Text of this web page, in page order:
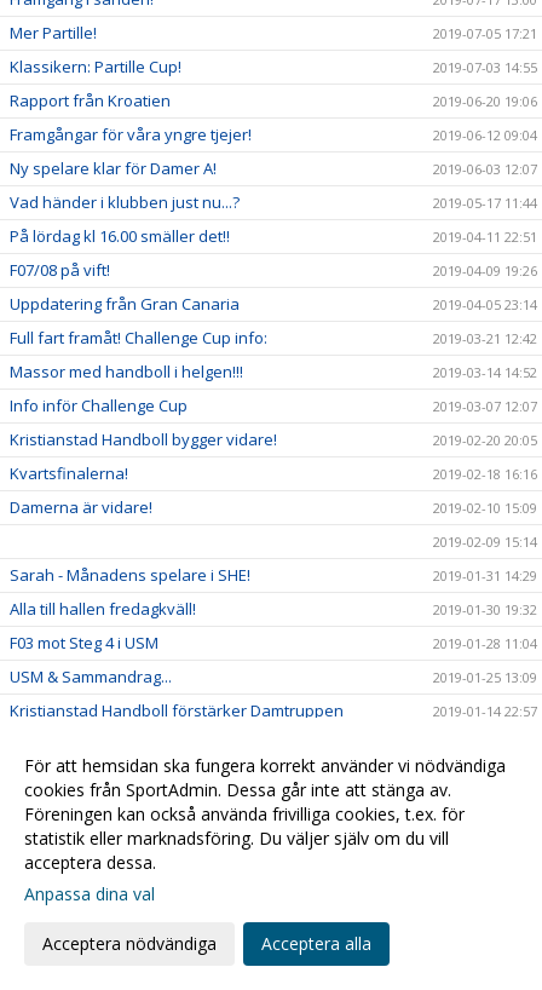
Mer Partille! 2019-07-05 17:21
Klassikern: Partille Cup! 2019-07-03 14:55
Rapport från Kroatien 2019-06-20 19:06
Framgångar för våra yngre tjejer! 2019-06-12 09:04
Ny spelare klar för Damer A! 2019-06-03 12:07
Vad händer i klubben just nu...? 2019-05-17 11:44
På lördag kl 16.00 smäller det!! 2019-04-11 22:51
F07/08 på vift! 2019-04-09 19:26
Uppdatering från Gran Canaria 2019-04-05 23:14
Full fart framåt! Challenge Cup info: 2019-03-21 12:42
Massor med handboll i helgen!!! 2019-03-14 14:52
Info inför Challenge Cup 2019-03-07 12:07
Kristianstad Handboll bygger vidare! 2019-02-20 20:05
Kvartsfinalerna! 2019-02-18 16:16
Damerna är vidare!
2019-02-10 15:09
2019-02-09 15:14
Sarah - Månadens spelare i SHE! 2019-01-31 14:29
Alla till hallen fredagkväll! 2019-01-30 19:32
F03 mot Steg 4 i USM 2019-01-28 11:04
USM & Sammandrag... 2019-01-25 13:09
Kristianstad Handboll förstärker Damtruppen 2019-01-14 22:57
Kompisfika för integration! 2018-12-26 10:46
Daxs för match!! 2018-12-19 10:18
Äntligen hemmamatch igen! 2018-12-13 18:29
Veckans tillbakablick: Ulf Schefvert
Lottningen klar - vi möter...
För att hemsidan ska fungera korrekt använder vi nödvändiga
cookies från SportAdmin. Dessa går inte att stänga av.
Föreningen kan också använda frivilliga cookies, t.ex. för
statistik eller marknadsföring. Du väljer själv om du vill
acceptera dessa.
Anpassa dina val
Acceptera nödvändiga Acceptera alla